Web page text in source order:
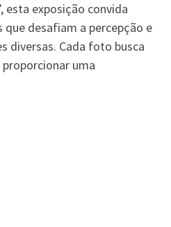
esta exposição convida
que desafiam a percepção e
diversas. Cada foto busca
uma